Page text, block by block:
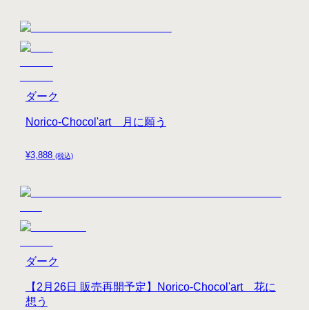
¥3,888 (税込)
Norico-Chocol'art 月に願う
ダーク
【2月26日 販売再開予定】Norico-Chocol'art 花に
想う
ダーク